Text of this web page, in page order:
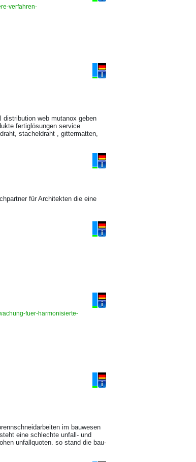
verfahren-
web mutanox geben
fertiglösungen service
stacheldraht , gittermatten,
für Architekten die eine
fuer-harmonisierte-
im bauwesen
eine schlechte unfall- und
unfallquoten. so stand die bau-